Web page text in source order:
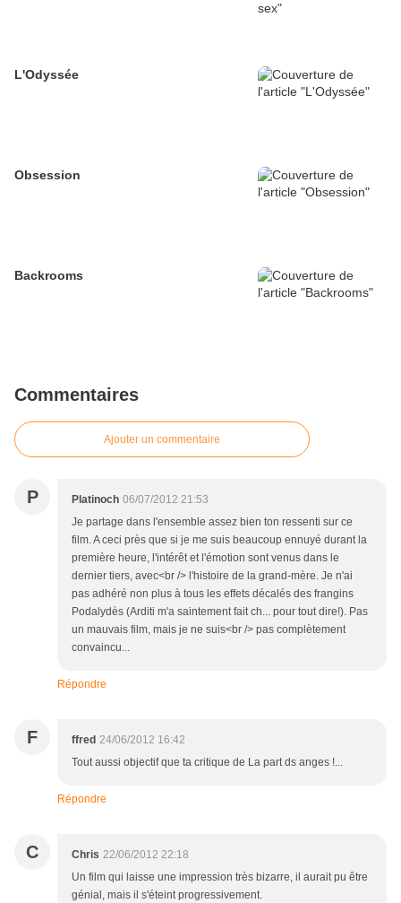
L'Odyssée
Obsession
Backrooms
Commentaires
Ajouter un commentaire
P Platinoch 06/07/2012 21:53
Je partage dans l'ensemble assez bien ton ressenti sur ce
film. A ceci près que si je me suis beaucoup ennuyé durant la
première heure, l'intérêt et l'émotion sont venus dans le
dernier tiers, avec<br /> l'histoire de la grand-mère. Je n'ai
pas adhéré non plus à tous les effets décalés des frangins
Podalydès (Arditi m'a saintement fait ch... pour tout dire!). Pas
un mauvais film, mais je ne suis<br /> pas complètement
convaincu...
Répondre
F ffred 24/06/2012 16:42
Tout aussi objectif que ta critique de La part ds anges !...
Répondre
C Chris 22/06/2012 22:18
Un film qui laisse une impression très bizarre, il aurait pu être
génial, mais il s'éteint progressivement.